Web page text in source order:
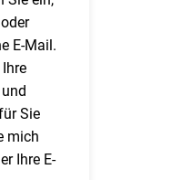
E-Mail.
Sie
mich
Ihre E-